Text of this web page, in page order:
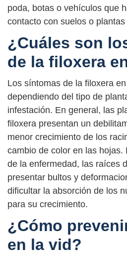
poda, botas o vehículos que
contacto con suelos o
¿Cuáles son
de la filoxera
Los síntomas de la filoxera
dependiendo del tipo de
infestación. En general, las
filoxera presentan un
menor crecimiento de los
cambio de color en las hojas.
de la enfermedad, las raíces
presentar bultos y
dificultar la absorción de los
para su crecimiento.
¿Cómo
en la vid?